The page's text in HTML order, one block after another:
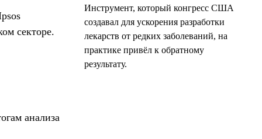
секторе.
анализа
Инструмент, который конгресс США
создавал для ускорения разработки
лекарств от редких заболеваний, на
практике привёл к обратному
результату.